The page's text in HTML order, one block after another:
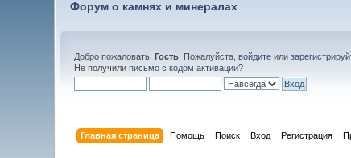
Форум о камнях и минералах
Добро пожаловать,Гость . Пожалуйста,войдите или
Не получилиписьмо с кодом активации?
Главная страница Помощь Поиск Вход Регистрация